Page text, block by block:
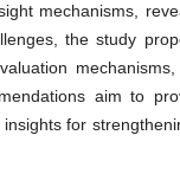
mechanisms,
the study
aim to
for